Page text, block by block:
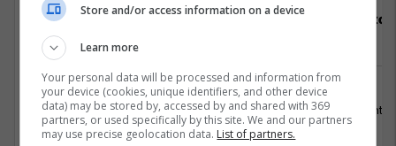
Teknolog/e për Përpunimin dhe
Paketimin e Sallatave; Teknolog/e Për
Përpunimin e Brumit; Teknolog/e për
Menaxhimin e Sigurisë së Ushqimit
Mitrovicë
15 Gusht 2026
Staf
15 Gusht
Store and/or access information on a device
Learn more
Your personal data will be processed and information from
your device (cookies, unique identifiers, and other device
data) may be stored by, accessed by and shared with 369
partners, or used specifically by this site. We and our partners
may use precise geolocation data. List of partners.